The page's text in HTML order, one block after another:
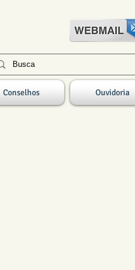
Conselhos Ouvidoria